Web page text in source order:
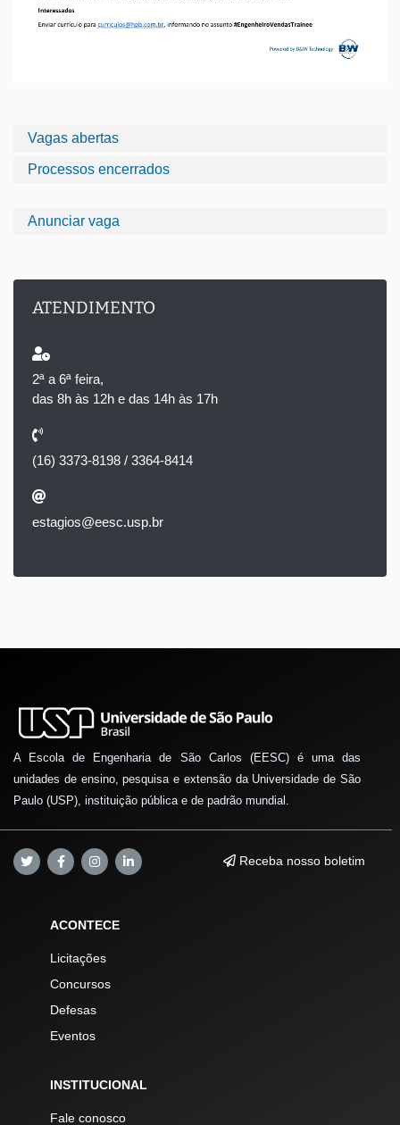
Vagas abertas
Processos encerrados
Anunciar vaga
ATENDIMENTO
2ª a 6ª feira,
das 8h às 12h e das 14h às 17h
(16) 3373-8198 / 3364-8414
estagios@eesc.usp.br
A Escola de Engenharia de São Carlos (EESC) é uma das
unidades de ensino, pesquisa e extensão da Universidade de São
Paulo (USP), instituição pública e de padrão mundial.
Receba nosso boletim
ACONTECE
Licitações
Concursos
Defesas
Eventos
INSTITUCIONAL
Fale conosco